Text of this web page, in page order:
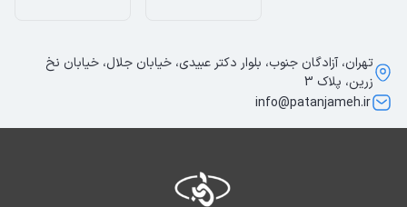
تهران، آزادگان جنوب، بلوار دکتر عبیدی، خیابان جلال، خیابان نخ
زرین، پلاک 3
info@patanjameh.ir